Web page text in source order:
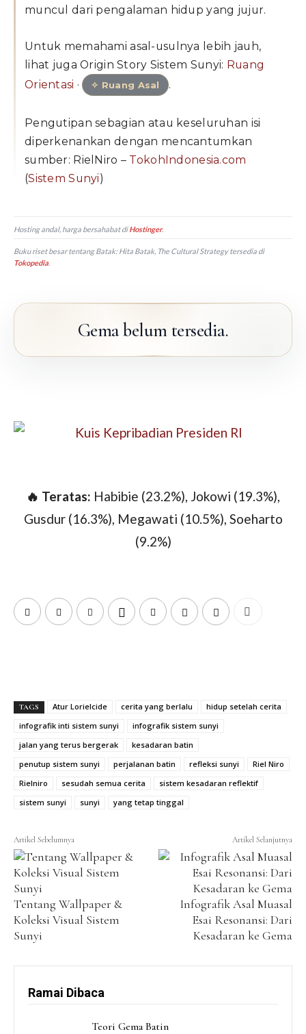
muncul dari pengalaman hidup yang jujur.
Untuk memahami asal-usulnya lebih jauh,
lihat juga Origin Story Sistem Sunyi: Ruang
Orientasi · ✧ Ruang Asal .
Pengutipan sebagian atau keseluruhan isi
diperkenankan dengan mencantumkan
sumber: RielNiro – TokohIndonesia.com
(Sistem Sunyi)
Hosting andal, harga bersahabat diHostinger.
Buku riset besar tentang Batak: Hita Batak, The Cultural Strategytersedia di
Tokopedia.
Gema belum tersedia.
🔥 Teratas: Habibie (23.2%), Jokowi (19.3%),
Gusdur (16.3%), Megawati (10.5%), Soeharto
(9.2%)
TAGS Atur Lorielcide cerita yang berlalu
hidup setelah cerita
infografik inti sistem sunyi
infografik sistem sunyi
jalan yang terus bergerak
kesadaran batin
penutup sistem sunyi
perjalanan batin refleksi sunyi
Riel Niro
Rielniro
sesudah semua cerita
sistem kesadaran reflektif
sistem sunyi
sunyi yang tetap tinggal
Tentang Wallpaper &
Koleksi Visual Sistem
Sunyi
Infografik Asal Muasal
Esai Resonansi: Dari
Kesadaran ke Gema
Ramai Dibaca
Teori Gema Batin